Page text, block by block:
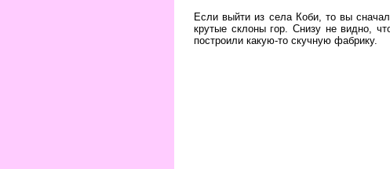
Если выйти из села Коби, то вы
крутые склоны гор. Снизу не видно,
построили какую-то скучную фабрику.